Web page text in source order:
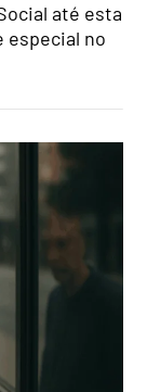
até esta
especial no